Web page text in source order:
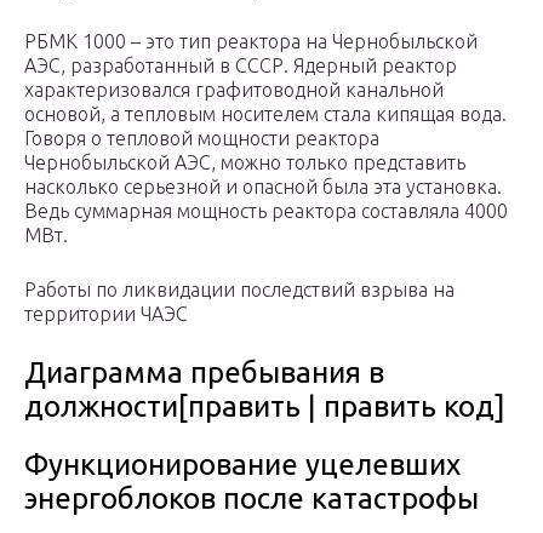
РБМК 1000 – это тип реактора на Чернобыльской
АЭС, разработанный в СССР. Ядерный реактор
характеризовался графитоводной канальной
основой, а тепловым носителем стала кипящая вода.
Говоря о тепловой мощности реактора
Чернобыльской АЭС, можно только представить
насколько серьезной и опасной была эта установка.
Ведь суммарная мощность реактора составляла 4000
МВт.
Работы по ликвидации последствий взрыва на
территории ЧАЭС
Диаграмма пребывания в
должности[править | править код]
Функционирование уцелевших
энергоблоков после катастрофы